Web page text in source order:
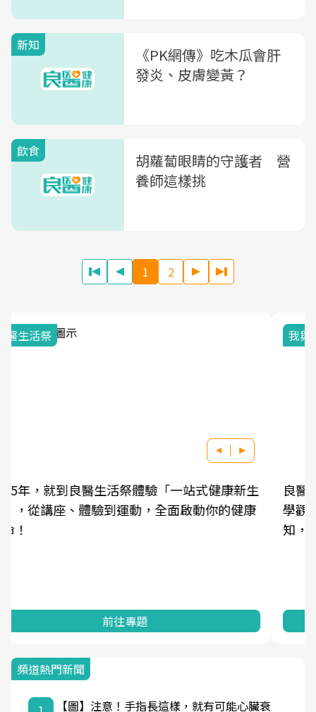
新知
《PK網傳》吃木瓜會肝
發炎、皮膚變黃？
飲食
胡蘿蔔眼睛的守護者 營
養師這樣挑
1 2
我與健康韌性的距離
良醫健康網從「換季的身體變化」出發，透過醫
學觀點與日常感受的對話，建立對亞健康的認
前往專題
頻道熱門新聞
【圖】注意！手指長這樣，就有可能心臟衰